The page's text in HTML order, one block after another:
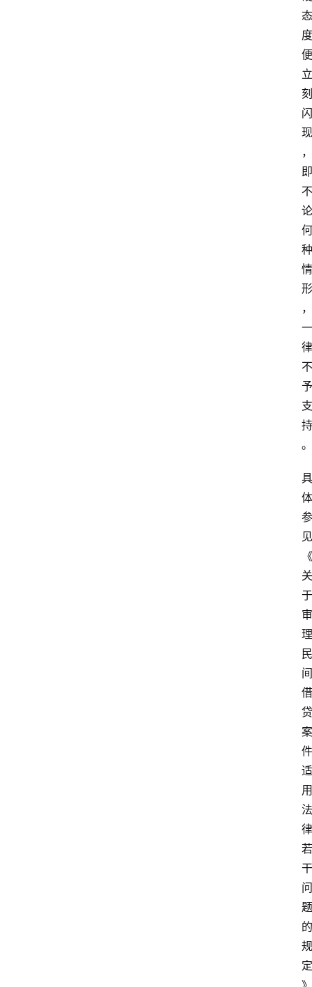
态
度
便
立
刻
闪
现
，
即
不
论
何
种
情
形
，
一
律
不
予
支
持
。
具
体
参
见
《
关
于
审
理
民
间
借
贷
案
件
适
用
法
律
若
干
问
题
的
规
定